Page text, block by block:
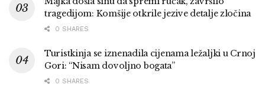
tragedijom: Komšije otkrile jezive detalje zločina
0 SHARES
Turistkinja se iznenadila cijenama ležaljki u Crnoj
Gori: “Nisam dovoljno bogata”
0 SHARES